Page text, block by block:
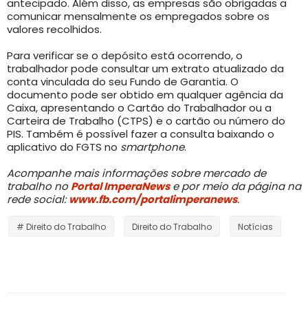
antecipado. Além disso, as empresas são obrigadas a
comunicar mensalmente os empregados sobre os
valores recolhidos.
Para verificar se o depósito está ocorrendo, o
trabalhador pode consultar um extrato atualizado da
conta vinculada do seu Fundo de Garantia. O
documento pode ser obtido em qualquer agência da
Caixa, apresentando o Cartão do Trabalhador ou a
Carteira de Trabalho (CTPS) e o cartão ou número do
PIS. Também é possível fazer a consulta baixando o
aplicativo do FGTS no smartphone.
Acompanhe mais informações sobre mercado de
trabalho noPortal ImperaNewse por meio da página na
rede social:www.fb.com/portalimperanews.
# Direito do Trabalho Direito do Trabalho Notícias